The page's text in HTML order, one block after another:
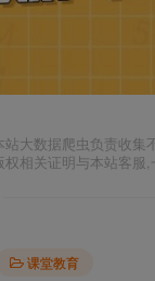
大数据爬虫负责收
相关证明与本站客服,
课堂教育